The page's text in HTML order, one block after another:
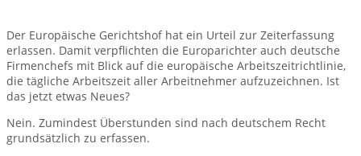
Der Europäische Gerichtshof hat ein Urteil zur Zeiterfassung
erlassen. Damit verpflichten die Europarichter auch deutsche
Firmenchefs mit Blick auf die europäische Arbeitszeitrichtlinie,
die tägliche Arbeitszeit aller Arbeitnehmer aufzuzeichnen. Ist
das jetzt etwas Neues?
Nein. Zumindest Überstunden sind nach deutschem Recht
grundsätzlich zu erfassen.